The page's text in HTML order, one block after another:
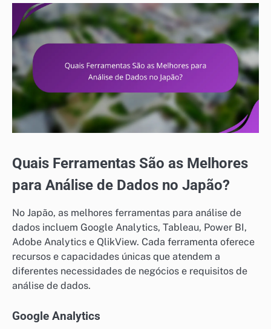
Quais Ferramentas São as Melhores
para Análise de Dados no Japão?
No Japão, as melhores ferramentas para análise de
dados incluem Google Analytics, Tableau, Power BI,
Adobe Analytics e QlikView. Cada ferramenta oferece
recursos e capacidades únicas que atendem a
diferentes necessidades de negócios e requisitos de
análise de dados.
Google Analytics